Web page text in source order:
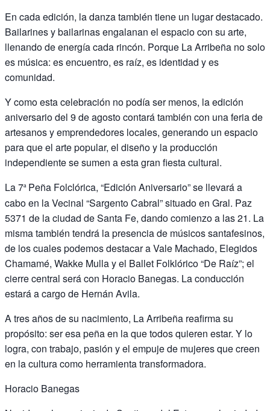
En cada edición, la danza también tiene un lugar destacado.
Bailarines y bailarinas engalanan el espacio con su arte,
llenando de energía cada rincón. Porque La Arribeña no solo
es música: es encuentro, es raíz, es identidad y es
comunidad.
Y como esta celebración no podía ser menos, la edición
aniversario del 9 de agosto contará también con una feria de
artesanos y emprendedores locales, generando un espacio
para que el arte popular, el diseño y la producción
independiente se sumen a esta gran fiesta cultural.
La 7ªPeña Folclórica, “Edición Aniversario” se llevará a
cabo en la Vecinal “Sargento Cabral” situado en Gral. Paz
5371 de la ciudad de Santa Fe, dando comienzo a las 21. La
misma también tendrá la presencia de músicos santafesinos,
de los cuales podemos destacar a Vale Machado, Elegidos
Chamamé, Wakke Mulla y el Ballet Folklórico “De Raíz”; el
cierre central será con Horacio Banegas. La conducción
estará a cargo de Hernán Avila.
A tres años de su nacimiento, La Arribeña reafirma su
propósito: ser esa peña en la que todos quieren estar. Y lo
logra, con trabajo, pasión y el empuje de mujeres que creen
en la cultura como herramienta transformadora.
Horacio Banegas